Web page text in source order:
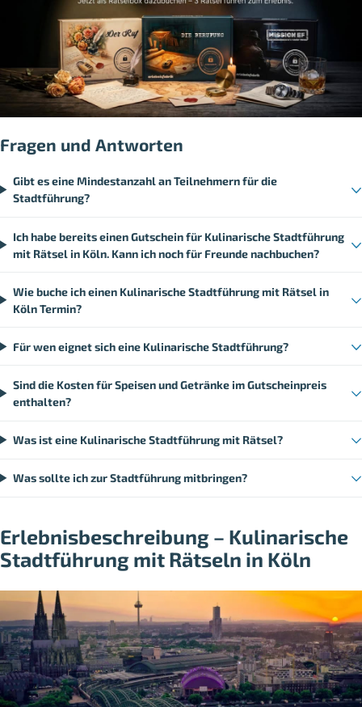
Fragen und Antworten
Gibt es eine Mindestanzahl an Teilnehmern für die
Stadtführung?
Ich habe bereits einen Gutschein für Kulinarische Stadtführung
mit Rätsel in Köln. Kann ich noch für Freunde nachbuchen?
Wie buche ich einen Kulinarische Stadtführung mit Rätsel in
Köln Termin?
Für wen eignet sich eine Kulinarische Stadtführung?
Sind die Kosten für Speisen und Getränke im Gutscheinpreis
enthalten?
Was ist eine Kulinarische Stadtführung mit Rätsel?
Was sollte ich zur Stadtführung mitbringen?
Erlebnisbeschreibung – Kulinarische
Stadtführung mit Rätseln in Köln